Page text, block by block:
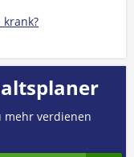
mehr verdienen